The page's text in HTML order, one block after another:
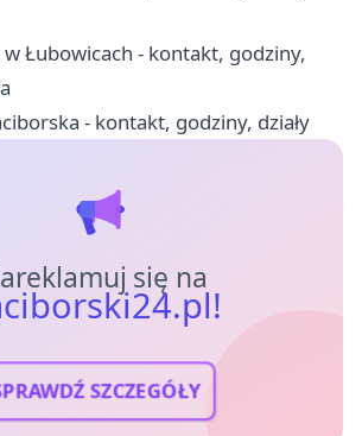
Łubowicach - kontakt, godziny,
- kontakt, godziny, działy
się na
SZCZEGÓŁY